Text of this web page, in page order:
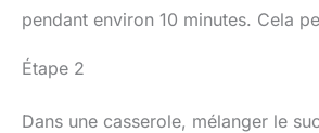
pendant environ 10 minutes. Cela
Étape 2
Dans une casserole, mélanger le